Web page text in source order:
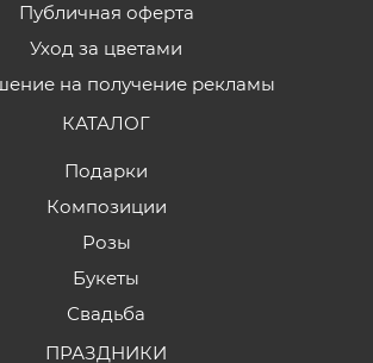
Публичная оферта
Уход за цветами
на получение рекламы
КАТАЛОГ
Подарки
Композиции
Розы
Букеты
Свадьба
ПРАЗДНИКИ